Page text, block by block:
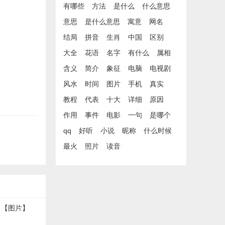
有哪些 方法 是什么
什么意思
意思
是什么意思 寓意
网名
结局
拼音 生肖 中国
区别
大全
花语 名字 有什么
属相
含义
简介 象征 电脑
电视剧
风水
时间 图片 手机
真实
教程
代表 十大 详细
原因
作用
事件 电影 一句
是哪个
qq
好听 小说 昵称
什么时候
最火
照片 读音